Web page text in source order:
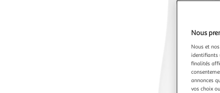
Nous
Nous et
identifiants
finalités
annonces
vos choix